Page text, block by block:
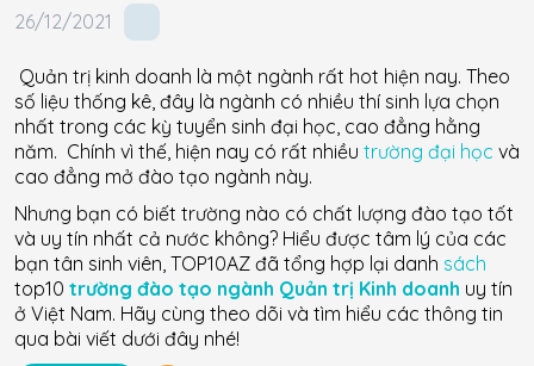
26/12/2021
Quản trị kinh doanh là một ngành rất hot hiện nay. Theo
số liệu thống kê, đây là ngành có nhiều thí sinh lựa chọn
nhất trong các kỳ tuyển sinh đại học, cao đẳng hằng
năm. Chính vì thế, hiện nay có rất nhiều trường đại học và
cao đẳng mở đào tạo ngành này.
Nhưng bạn có biết trường nào có chất lượng đào tạo tốt
và uy tín nhất cả nước không? Hiểu được tâm lý của các
bạn tân sinh viên, TOP10AZ đã tổng hợp lại danh sách
top10 trường đào tạo ngành Quản trị Kinh doanh uy tín
ở Việt Nam. Hãy cùng theo dõi và tìm hiểu các thông tin
qua bài viết dưới đây nhé!